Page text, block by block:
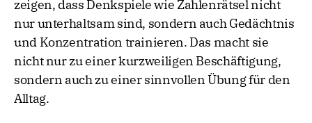
zeigen, dass Denkspiele wie Zahlenrätsel nicht
nur unterhaltsam sind, sondern auch Gedächtnis
und Konzentration trainieren. Das macht sie
nicht nur zu einer kurzweiligen Beschäftigung,
sondern auch zu einer sinnvollen Übung für den
Alltag.